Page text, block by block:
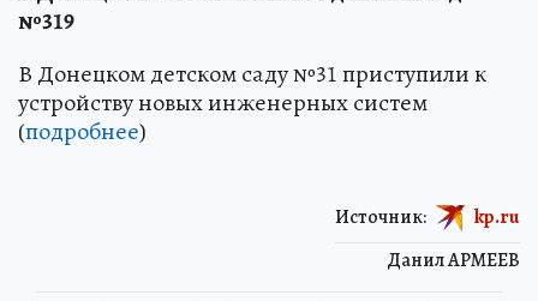
№319
В Донецком детском саду №31 приступили к
устройству новых инженерных систем
(подробнее)
Данил АРМЕЕВ
Источник: kp.ru